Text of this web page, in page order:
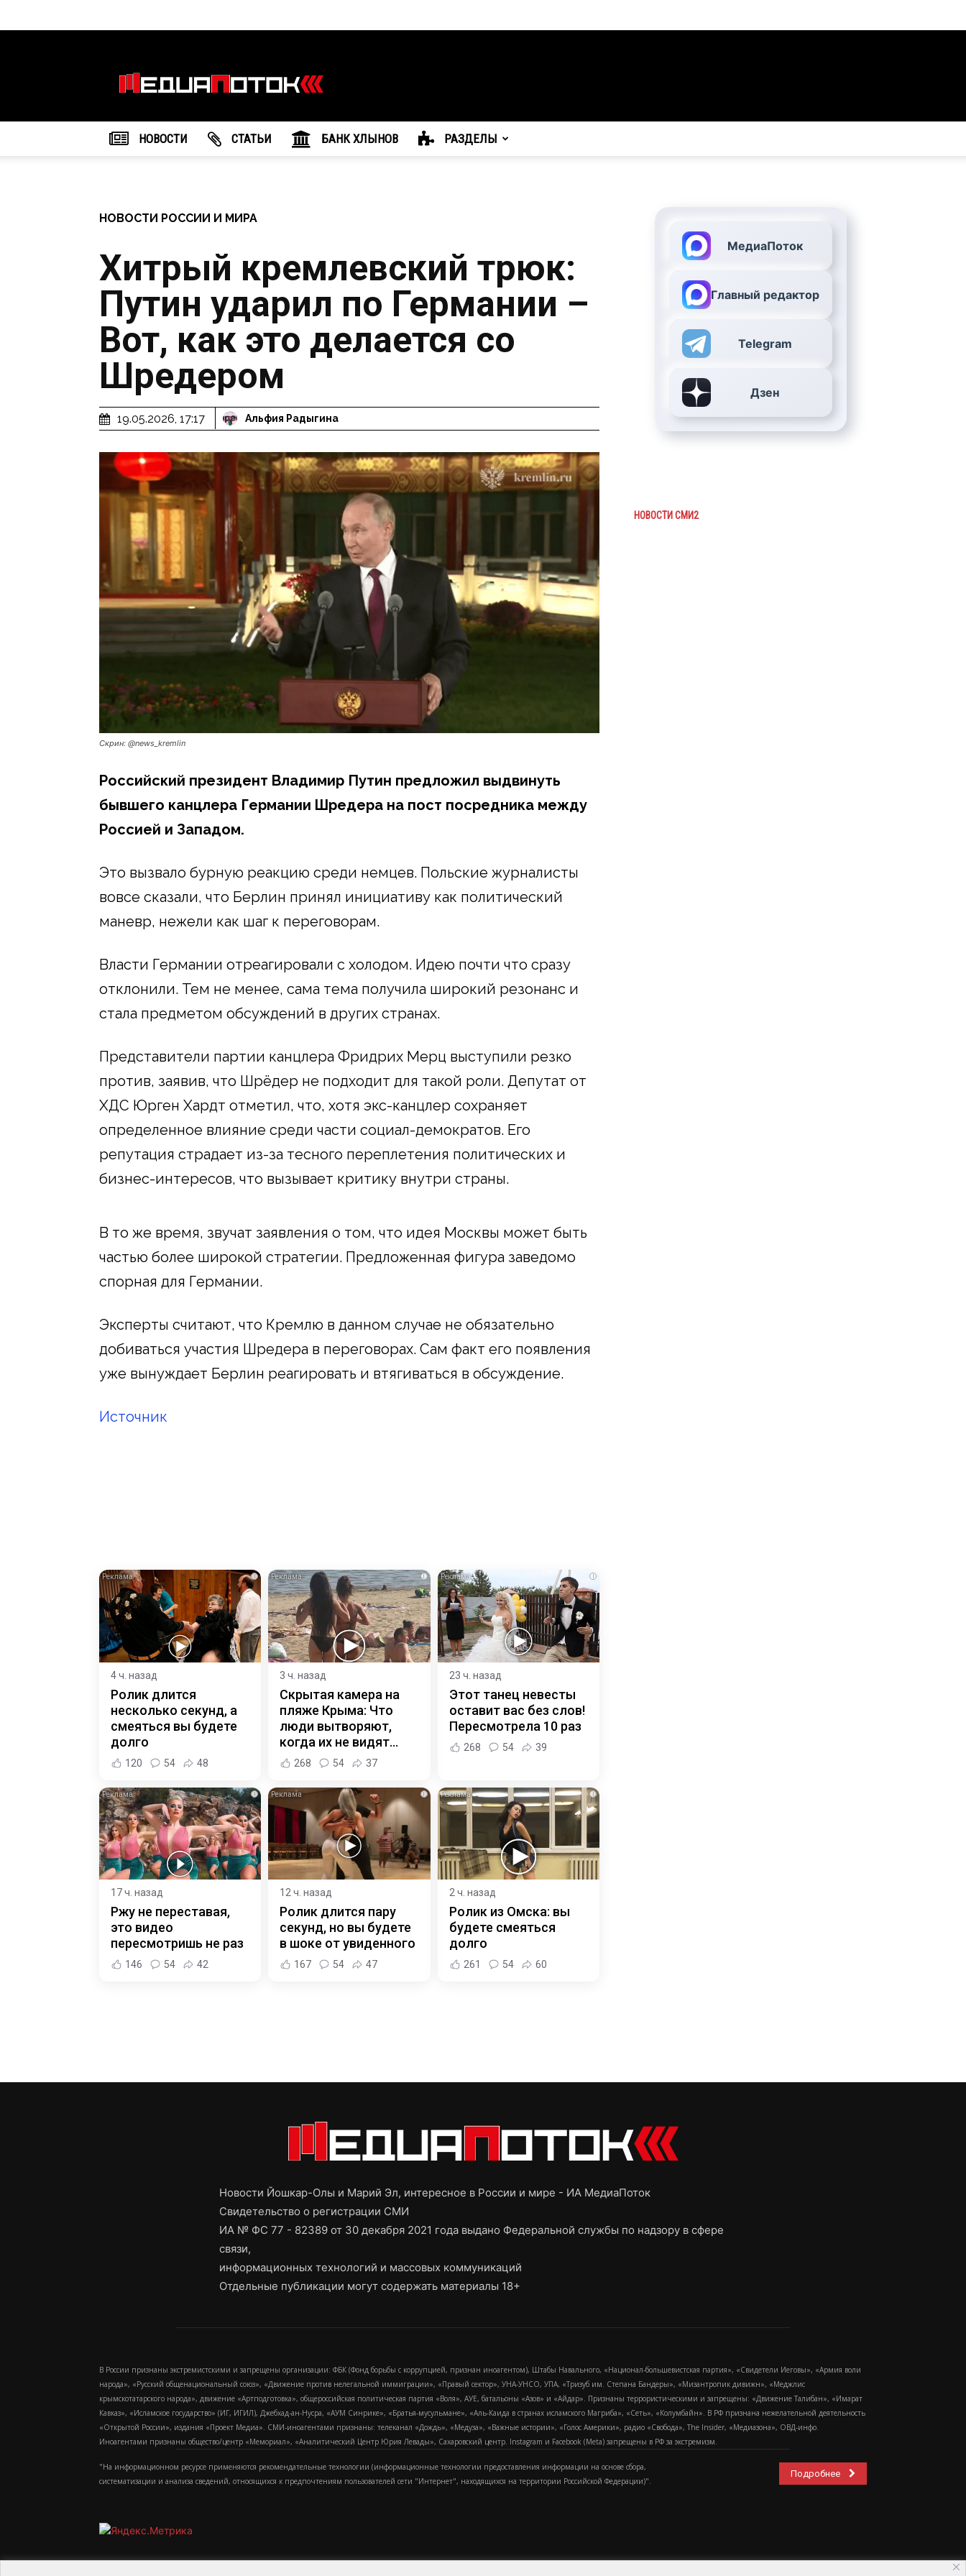
агентство
"МедиаПоток"
НОВОСТИ CТАТЬИ БАНК ХЛЫНОВ РАЗДЕЛЫ
НОВОСТИ РОССИИ И МИРА
Хитрый кремлевский трюк:
Путин ударил по Германии –
Вот, как это делается со
Шредером
19.05.2026, 17:17 Альфия Радыгина
Скрин: @news_kremlin
Российский президент Владимир Путин предложил выдвинуть
бывшего канцлера Германии Шредера на пост посредника между
Россией и Западом.
Это вызвало бурную реакцию среди немцев. Польские журналисты
вовсе сказали, что Берлин принял инициативу как политический
маневр, нежели как шаг к переговорам.
Власти Германии отреагировали с холодом. Идею почти что сразу
отклонили. Тем не менее, сама тема получила широкий резонанс и
стала предметом обсуждений в других странах.
Представители партии канцлера Фридрих Мерц выступили резко
против, заявив, что Шрёдер не подходит для такой роли. Депутат от
ХДС Юрген Хардт отметил, что, хотя экс-канцлер сохраняет
определенное влияние среди части социал-демократов. Его
репутация страдает из-за тесного переплетения политических и
бизнес-интересов, что вызывает критику внутри страны.
В то же время, звучат заявления о том, что идея Москвы может быть
частью более широкой стратегии. Предложенная фигура заведомо
спорная для Германии.
Эксперты считают, что Кремлю в данном случае не обязательно
добиваться участия Шредера в переговорах. Сам факт его появления
уже вынуждает Берлин реагировать и втягиваться в обсуждение.
Источник
i
4 ч. назад
Ролик длится
несколько секунд, а
смеяться вы будете
долго
120 54 48
i
3 ч. назад
Скрытая камера на
пляже Крыма: Что
люди вытворяют,
когда их не видят...
268 54 37
i
23 ч. назад
Этот танец невесты
оставит вас без слов!
Пересмотрела 10 раз
268 54 39
i
17 ч. назад
Ржу не переставая,
это видео
пересмотришь не раз
146 54 42
i
12 ч. назад
Ролик длится пару
секунд, но вы будете
в шоке от увиденного
167 54 47
i
2 ч. назад
Ролик из Омска: вы
будете смеяться
долго
261 54 60
МедиаПоток
Главный редактор
Telegram
Дзен
НОВОСТИ СМИ2
Новости Йошкар-Олы и Марий Эл, интересное в России и мире - ИА МедиаПоток
Свидетельство о регистрации СМИ
ИА № ФС 77 - 82389 от 30 декабря 2021 года выдано Федеральной службы по надзору в сфере
связи,
информационных технологий и массовых коммуникаций
Отдельные публикации могут содержать материалы 18+
В России признаны экстремистскими и запрещены организации: ФБК (Фонд борьбы с коррупцией, признан иноагентом), Штабы Навального, «Национал-большевистская партия», «Свидетели Иеговы», «Армия воли
народа», «Русский общенациональный союз», «Движение против нелегальной иммиграции», «Правый сектор», УНА-УНСО, УПА, «Тризуб им. Степана Бандеры», «Мизантропик дивижн», «Меджлис
крымскотатарского народа», движение «Артподготовка», общероссийская политическая партия «Воля», АУЕ, батальоны «Азов» и «Айдар». Признаны террористическими и запрещены: «Движение Талибан», «Имарат
Кавказ», «Исламское государство» (ИГ, ИГИЛ), Джебхад-ан-Нусра, «АУМ Синрике», «Братья-мусульмане», «Аль-Каида в странах исламского Магриба», «Сеть», «Колумбайн». В РФ признана нежелательной деятельность
«Открытой России», издания «Проект Медиа». СМИ-иноагентами признаны: телеканал «Дождь», «Медуза», «Важные истории», «Голос Америки», радио «Свобода», The Insider, «Медиазона», ОВД-инфо.
Иноагентами признаны общество/центр «Мемориал», «Аналитический Центр Юрия Левады», Сахаровский центр. Instagram и Facebook (Metа) запрещены в РФ за экстремизм.
"На информационном ресурсе применяются рекомендательные технологии (информационные технологии предоставления информации на основе сбора,
систематизации и анализа сведений, относящихся к предпочтениям пользователей сети "Интернет", находящихся на территории Российской Федерации)".
Подробнее